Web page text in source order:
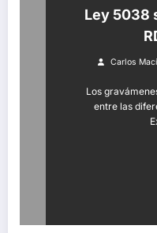
Ley 5038
Carlos
Los
entre las